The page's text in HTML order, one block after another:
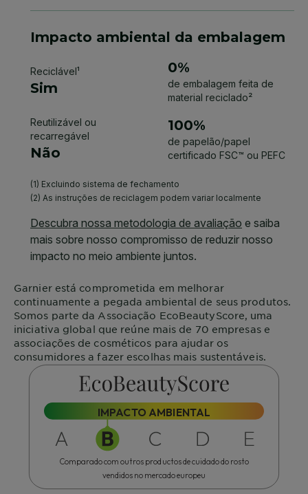
Garnierestá comprometida em melhorar
continuamente a pegada ambiental de seus produtos.
Somos parte da Associação EcoBeautyScore , uma
iniciativa global que reúne mais de 70 empresas e
associações de cosméticos para ajudar os
consumidores a fazer escolhas mais sustentáveis.
IMPACTO AMBIENTAL
Comparado com outros productos de cuidado do rosto
vendidos no mercado europeu